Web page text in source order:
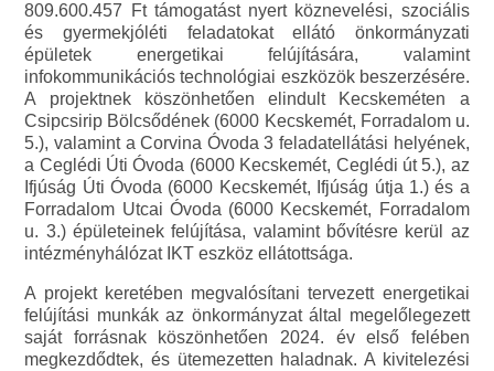
809.600.457 Ft támogatást nyert köznevelési, szociális
és gyermekjóléti feladatokat ellátó önkormányzati
épületek energetikai felújítására, valamint
infokommunikációs technológiai eszközök beszerzésére.
A projektnek köszönhetően elindult Kecskeméten a
Csipcsirip Bölcsődének (6000 Kecskemét, Forradalom u.
5.), valamint a Corvina Óvoda 3 feladatellátási helyének,
a Ceglédi Úti Óvoda (6000 Kecskemét, Ceglédi út 5.), az
Ifjúság Úti Óvoda (6000 Kecskemét, Ifjúság útja 1.) és a
Forradalom Utcai Óvoda (6000 Kecskemét, Forradalom
u. 3.) épületeinek felújítása, valamint bővítésre kerül az
intézményhálózat IKT eszköz ellátottsága.
A projekt keretében megvalósítani tervezett energetikai
felújítási munkák az önkormányzat által megelőlegezett
saját forrásnak köszönhetően 2024. év első felében
megkezdődtek, és ütemezetten haladnak. A kivitelezési